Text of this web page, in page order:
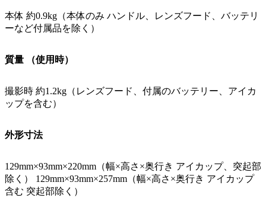
本体 約0.9kg（本体のみ ハンドル、レンズフード、バッテリ
ーなど付属品を除く）
質量 （使用時）
撮影時 約1.2kg（レンズフード、付属のバッテリー、アイカ
ップを含む）
外形寸法
129mm×93mm×220mm（幅×高さ×奥行き アイカップ、突起部
除く） 129mm×93mm×257mm（幅×高さ×奥行き アイカップ
含む 突起部除く）